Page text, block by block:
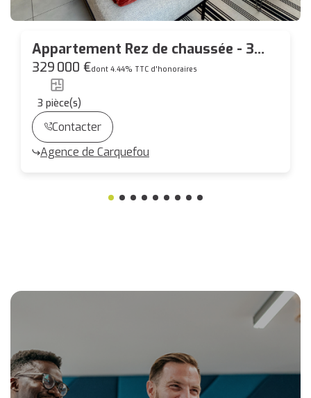
Appartement Rez de chaussée - 3
pièces - Bourg de Carquefou - 94m²
329 000 €dont 4.44% TTC d'honoraires
3 pièce(s)
Contacter
Agence de Carquefou